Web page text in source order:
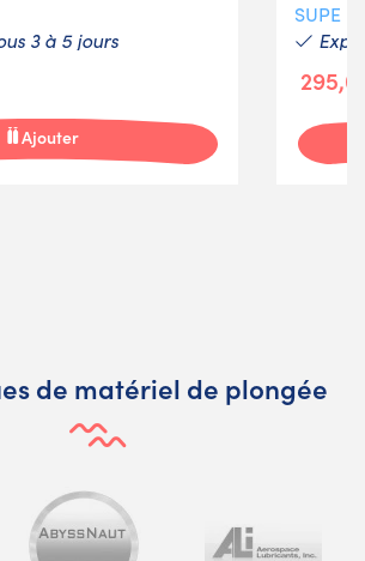
3 à 5 jours
Ajouter
SUPE
de matériel de plongée